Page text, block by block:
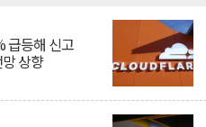
급등해 신고
상향